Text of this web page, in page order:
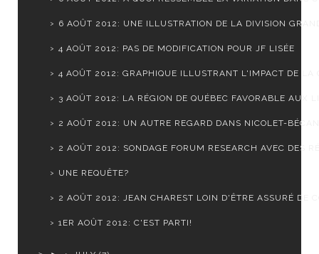
6 AOÛT 2012: UNE ILLUSTRATION DE LA DIVISION
4 AOÛT 2012: PAS DE MODIFICATION POUR JF LISÉE
4 AOÛT 2012: GRAPHIQUE ILLUSTRANT L'IMPACT DE LA
3 AOÛT 2012: LA RÉGION DE QUÉBEC FAVORABLE AUX
2 AOÛT 2012: UN AUTRE REGARD DANS NICOLET-
2 AOÛT 2012: SONDAGE FORUM RESEARCH AVEC DES
UNE REQUÊTE?
2 AOÛT 2012: JEAN CHAREST LOIN D'ÊTRE ASSURÉ DE
1ER AOÛT 2012: C'EST PARTI!